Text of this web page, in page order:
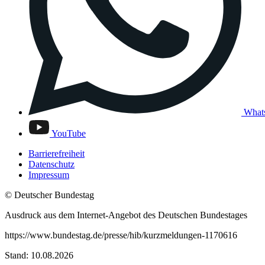
YouTube
Barrierefreiheit
Datenschutz
Impressum
© Deutscher Bundestag
Ausdruck aus dem Internet-Angebot des Deutschen Bundestages
https://www.bundestag.de/presse/hib/kurzmeldungen-1170616
Stand: 10.08.2026